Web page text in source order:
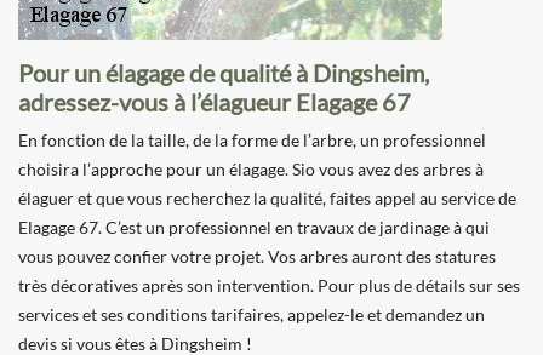
Pour un élagage de qualité à Dingsheim,
adressez-vous à l’élagueur Elagage 67
En fonction de la taille, de la forme de l’arbre, un professionnel
choisira l’approche pour un élagage. Sio vous avez des arbres à
élaguer et que vous recherchez la qualité, faites appel au service de
Elagage 67. C’est un professionnel en travaux de jardinage à qui
vous pouvez confier votre projet. Vos arbres auront des statures
très décoratives après son intervention. Pour plus de détails sur ses
services et ses conditions tarifaires, appelez-le et demandez un
devis si vous êtes à Dingsheim !